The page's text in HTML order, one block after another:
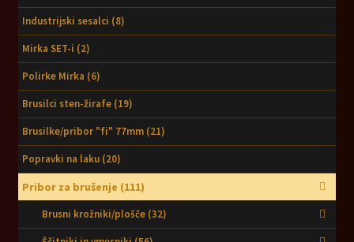
PE CELJE
Splošni pogoji
Industrijski sesalci (8)
Mirka SET-i (2)
Polirke Mirka (6)
Brusilci sten-žirafe (19)
Brusilke/pribor "fi" 77mm (21)
Popravki na laku (20)
Pribor za brušenje (111)
Brusni krožniki/plošče (32)